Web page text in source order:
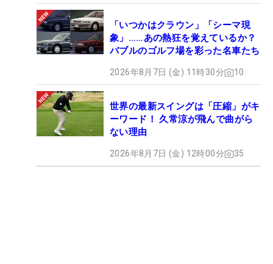
「いつかはクラウン」「シーマ現
象」……あの熱狂を覚えているか？
バブルのゴルフ場を彩った名車たち
2026年8月7日 (金) 11時30分 10
世界の最新スイングは「圧縮」がキ
ーワード！ 久常涼が飛んで曲がら
ない理由
2026年8月7日 (金) 12時00分 35